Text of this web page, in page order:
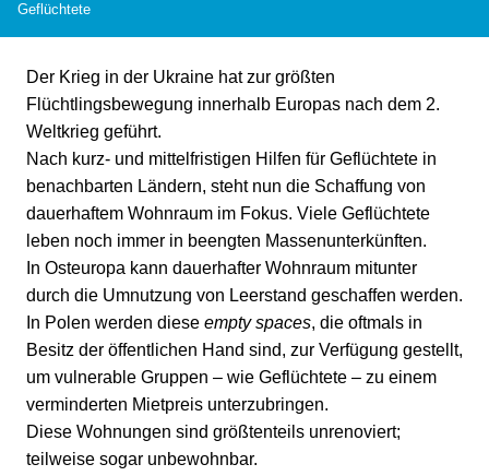
Geflüchtete
Der Krieg in der Ukraine hat zur größten
Flüchtlingsbewegung innerhalb Europas nach dem 2.
Weltkrieg geführt.
Nach kurz- und mittelfristigen Hilfen für Geflüchtete in
benachbarten Ländern, steht nun die Schaffung von
dauerhaftem Wohnraum im Fokus. Viele Geflüchtete
leben noch immer in beengten Massenunterkünften.
In Osteuropa kann dauerhafter Wohnraum mitunter
durch die Umnutzung von Leerstand geschaffen werden.
In Polen werden diese empty spaces, die oftmals in
Besitz der öffentlichen Hand sind, zur Verfügung gestellt,
um vulnerable Gruppen – wie Geflüchtete – zu einem
verminderten Mietpreis unterzubringen.
Diese Wohnungen sind größtenteils unrenoviert;
teilweise sogar unbewohnbar.